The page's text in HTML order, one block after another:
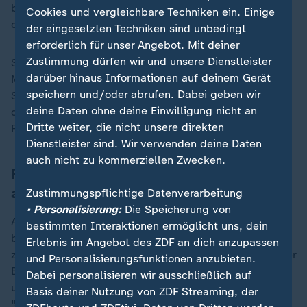
bräuchten Essen, Kleidung und Schaufeln, um selbst
die Erdmassen wegschaufeln zu können.
Sedaví leigt in der besonders betroffenen
Mittelmeerregion Valencia. Den Informationen des
Senders RTVE zufolge fährt zwar die Polizei ab und zu
durch den Ort, um Plünderungen zu vermeiden. Die
Feuerwehr sei bisher aber nicht vor Ort gewesen.
Rechtzeitig vor Fluten gewarnt? Kritik
an Behörden
Auch der Bahn- und Flugverkehr war weiterhin stark
beeinträchtigt. Die Hochgeschwindigkeitsstrecke
zwischen Valencia und Madrid bleibt nach Angaben der
Bahnbehörde Adif für mindestens vier Tage
unterbrochen. In der spanischen Presse war von einer
"Jahrhundertflut" zu lesen.
Cookies und vergleichbare Techniken ein. Einige
der eingesetzten Techniken sind unbedingt
erforderlich für unser Angebot. Mit deiner
Zustimmung dürfen wir und unsere Dienstleister
darüber hinaus Informationen auf deinem Gerät
speichern und/oder abrufen. Dabei geben wir
deine Daten ohne deine Einwilligung nicht an
Dritte weiter, die nicht unsere direkten
Dienstleister sind. Wir verwenden deine Daten
auch nicht zu kommerziellen Zwecken.
Zustimmungspflichtige Datenverarbeitung
• Personalisierung:Die Speicherung von
bestimmten Interaktionen ermöglicht uns, dein
Erlebnis im Angebot des ZDF an dich anzupassen
und Personalisierungsfunktionen anzubieten.
Dabei personalisieren wir ausschließlich auf
Basis deiner Nutzung von ZDF Streaming, der